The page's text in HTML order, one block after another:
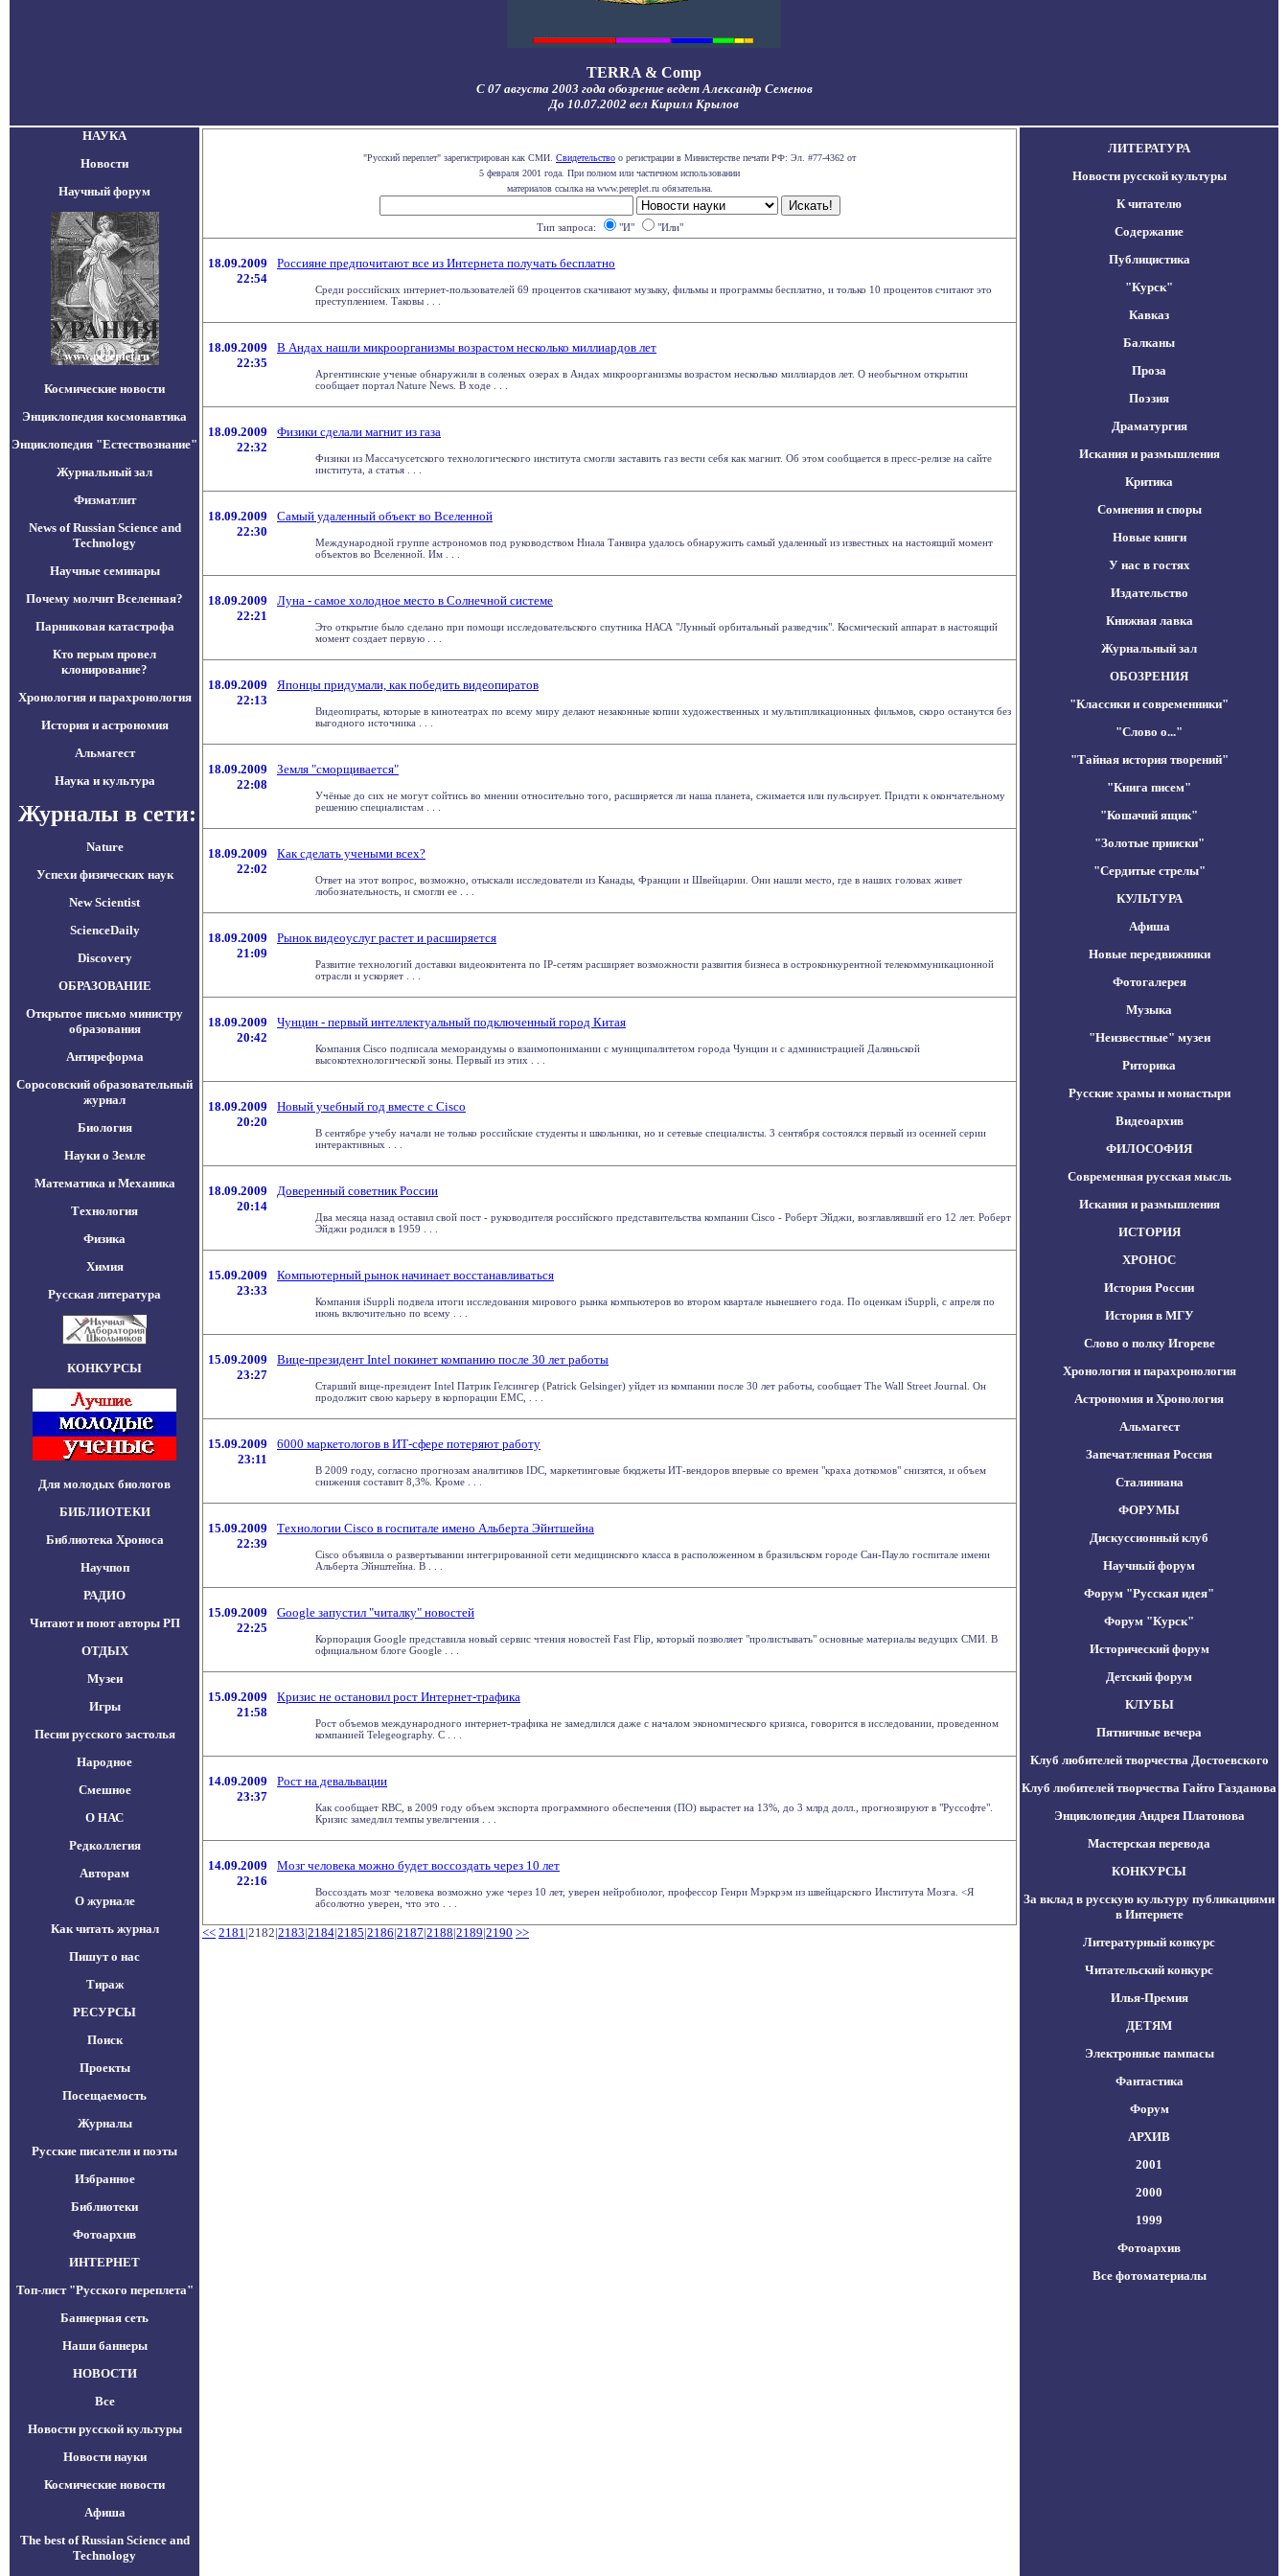
TERRA & Comp
С 07 августа 2003 года обозрение ведет Александр Семенов
До 10.07.2002 вел Кирилл Крылов
НАУКА
Новости
Научный форум
Космические новости
Энциклопедия космонавтика
Энциклопедия "Естествознание"
Журнальный зал
Физматлит
News of Russian Science and
Technology
Научные семинары
Почему молчит Вселенная?
Парниковая катастрофа
Кто перым провел
клонирование?
Хронология и парахронология
История и астрономия
Альмагест
Наука и культура
Журналы в сети:
Nature
Успехи физических наук
New Scientist
ScienceDaily
Discovery
ОБРАЗОВАНИЕ
Открытое письмо министру
образования
Антиреформа
Соросовский образовательный
журнал
Биология
Науки о Земле
Математика и Механика
Технология
Физика
Химия
Русская литература
КОНКУРСЫ
Для молодых биологов
БИБЛИОТЕКИ
Библиотека Хроноса
Научпоп
РАДИО
Читают и поют авторы РП
ОТДЫХ
Музеи
Игры
Песни русского застолья
Народное
Смешное
О НАС
Редколлегия
Авторам
О журнале
Как читать журнал
Пишут о нас
Тираж
РЕСУРСЫ
Поиск
Проекты
Посещаемость
Журналы
Русские писатели и поэты
Избранное
Библиотеки
Фотоархив
ИНТЕРНЕТ
Топ-лист "Русского переплета"
Баннерная сеть
Наши баннеры
НОВОСТИ
Все
Новости русской культуры
Новости науки
Космические новости
Афиша
The best of Russian Science and
Technology
"Русский переплет" зарегистрирован как СМИ. Свидетельство о регистрации в Министерстве печати РФ: Эл. #77-4362 от
5 февраля 2001 года. При полном или частичном использовании
материалов ссылка на www.pereplet.ru обязательна.
Тип запроса: "И" "Или"
18.09.2009
22:54
Россияне предпочитают все из Интернета получать бесплатно
Среди российских интернет-пользователей 69 процентов скачивают музыку, фильмы и программы бесплатно, и только 10 процентов считают это
преступлением. Таковы . . .
18.09.2009
22:35
В Андах нашли микроорганизмы возрастом несколько миллиардов лет
Аргентинские ученые обнаружили в соленых озерах в Андах микроорганизмы возрастом несколько миллиардов лет. О необычном открытии
сообщает портал Nature News. В ходе . . .
18.09.2009
22:32
Физики сделали магнит из газа
Физики из Массачусетского технологического института смогли заставить газ вести себя как магнит. Об этом сообщается в пресс-релизе на сайте
института, а статья . . .
18.09.2009
22:30
Самый удаленный объект во Вселенной
Международной группе астрономов под руководством Ниала Танвира удалось обнаружить самый удаленный из известных на настоящий момент
объектов во Вселенной. Им . . .
18.09.2009
22:21
Луна - самое холодное место в Солнечной системе
Это открытие было сделано при помощи исследовательского спутника НАСА "Лунный орбитальный разведчик". Космический аппарат в настоящий
момент создает первую . . .
18.09.2009
22:13
Японцы придумали, как победить видеопиратов
Видеопираты, которые в кинотеатрах по всему миру делают незаконные копии художественных и мультипликационных фильмов, скоро останутся без
выгодного источника . . .
18.09.2009
22:08
Земля "сморщивается"
Учёные до сих не могут сойтись во мнении относительно того, расширяется ли наша планета, сжимается или пульсирует. Придти к окончательному
решению специалистам . . .
18.09.2009
22:02
Как сделать учеными всех?
Ответ на этот вопрос, возможно, отыскали исследователи из Канады, Франции и Швейцарии. Они нашли место, где в наших головах живет
любознательность, и смогли ее . . .
18.09.2009
21:09
Рынок видеоуслуг растет и расширяется
Развитие технологий доставки видеоконтента по IP-сетям расширяет возможности развития бизнеса в остроконкурентной телекоммуникационной
отрасли и ускоряет . . .
18.09.2009
20:42
Чунцин - первый интеллектуальный подключенный город Китая
Компания Cisco подписала меморандумы о взаимопонимании с муниципалитетом города Чунцин и с администрацией Даляньской
высокотехнологической зоны. Первый из этих . . .
18.09.2009
20:20
Новый учебный год вместе с Cisco
В сентябре учебу начали не только российские студенты и школьники, но и сетевые специалисты. 3 сентября состоялся первый из осенней серии
интерактивных . . .
18.09.2009
20:14
Доверенный советник России
Два месяца назад оставил свой пост - руководителя российского представительства компании Cisco - Роберт Эйджи, возглавлявший его 12 лет. Роберт
Эйджи родился в 1959 . . .
15.09.2009
23:33
Компьютерный рынок начинает восстанавливаться
Компания iSuppli подвела итоги исследования мирового рынка компьютеров во втором квартале нынешнего года. По оценкам iSuppli, с апреля по
июнь включительно по всему . . .
15.09.2009
23:27
Вице-президент Intel покинет компанию после 30 лет работы
Старший вице-президент Intel Патрик Гелсингер (Patrick Gelsinger) уйдет из компании после 30 лет работы, сообщает The Wall Street Journal. Он
продолжит свою карьеру в корпорации EMC, . . .
15.09.2009
23:11
6000 маркетологов в ИТ-сфере потеряют работу
В 2009 году, согласно прогнозам аналитиков IDC, маркетинговые бюджеты ИТ-вендоров впервые со времен "краха доткомов" снизятся, и объем
снижения составит 8,3%. Кроме . . .
15.09.2009
22:39
Технологии Cisco в госпитале имено Альберта Эйнтшейна
Cisco объявила о развертывании интегрированной сети медицинского класса в расположенном в бразильском городе Сан-Пауло госпитале имени
Альберта Эйнштейна. В . . .
15.09.2009
22:25
Google запустил "читалку" новостей
Корпорация Google представила новый сервис чтения новостей Fast Flip, который позволяет "пролистывать" основные материалы ведущих СМИ. В
официальном блоге Google . . .
15.09.2009
21:58
Кризис не остановил рост Интернет-трафика
Рост объемов международного интернет-трафика не замедлился даже с началом экономического кризиса, говорится в исследовании, проведенном
компанией Telegeography. С . . .
14.09.2009
23:37
Рост на девальвации
Как сообщает RBC, в 2009 году объем экспорта программного обеспечения (ПО) вырастет на 13%, до 3 млрд долл., прогнозируют в "Руссофте".
Кризис замедлил темпы увеличения . . .
14.09.2009
22:16
Мозг человека можно будет воссоздать через 10 лет
Воссоздать мозг человека возможно уже через 10 лет, уверен нейробиолог, профессор Генри Мэркрэм из швейцарского Института Мозга. <Я
абсолютно уверен, что это . . .
<< 2181|2182|2183|2184|2185|2186|2187|2188|2189|2190 >>
ЛИТЕРАТУРА
Новости русской культуры
К читателю
Содержание
Публицистика
"Курск"
Кавказ
Балканы
Проза
Поэзия
Драматургия
Искания и размышления
Критика
Сомнения и споры
Новые книги
У нас в гостях
Издательство
Книжная лавка
Журнальный зал
ОБОЗРЕНИЯ
"Классики и современники"
"Слово о..."
"Тайная история творений"
"Книга писем"
"Кошачий ящик"
"Золотые прииски"
"Сердитые стрелы"
КУЛЬТУРА
Афиша
Новые передвижники
Фотогалерея
Музыка
"Неизвестные" музеи
Риторика
Русские храмы и монастыри
Видеоархив
ФИЛОСОФИЯ
Современная русская мысль
Искания и размышления
ИСТОРИЯ
ХРОНОС
История России
История в МГУ
Слово о полку Игореве
Хронология и парахронология
Астрономия и Хронология
Альмагест
Запечатленная Россия
Сталиниана
ФОРУМЫ
Дискуссионный клуб
Научный форум
Форум "Русская идея"
Форум "Курск"
Исторический форум
Детский форум
КЛУБЫ
Пятничные вечера
Клуб любителей творчества Достоевского
Клуб любителей творчества Гайто Газданова
Энциклопедия Андрея Платонова
Мастерская перевода
КОНКУРСЫ
За вклад в русскую культуру публикациями
в Интернете
Литературный конкурс
Читательский конкурс
Илья-Премия
ДЕТЯМ
Электронные пампасы
Фантастика
Форум
АРХИВ
2001
2000
1999
Фотоархив
Все фотоматериалы